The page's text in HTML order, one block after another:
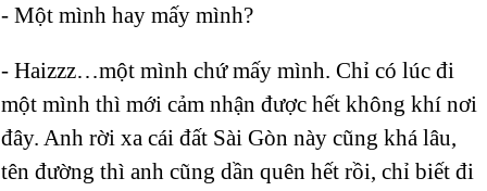
- Một mình hay mấy mình?
- Haizzz…một mình chứ mấy mình. Chỉ có lúc đi
một mình thì mới cảm nhận được hết không khí nơi
đây. Anh rời xa cái đất Sài Gòn này cũng khá lâu,
tên đường thì anh cũng dần quên hết rồi, chỉ biết đi